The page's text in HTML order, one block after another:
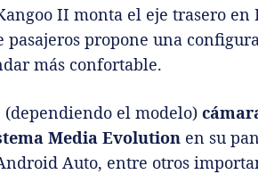
II monta el eje trasero en
pasajeros propone una
más confortable.
(dependiendo el modelo)
Media Evolution en su
Auto, entre otros